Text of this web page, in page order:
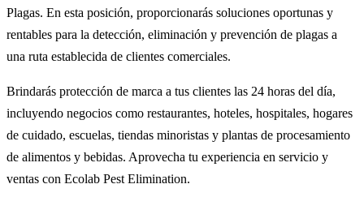
Plagas. En esta posición, proporcionarás soluciones oportunas y
rentables para la detección, eliminación y prevención de plagas a
una ruta establecida de clientes comerciales.
Brindarás protección de marca a tus clientes las 24 horas del día,
incluyendo negocios como restaurantes, hoteles, hospitales, hogares
de cuidado, escuelas, tiendas minoristas y plantas de procesamiento
de alimentos y bebidas. Aprovecha tu experiencia en servicio y
ventas con Ecolab Pest Elimination.